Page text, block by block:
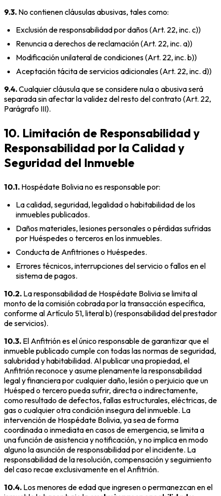
9.3. No contienen cláusulas abusivas, tales como:
Exclusión de responsabilidad por daños (Art. 22, inc. c))
Renuncia a derechos de reclamación (Art. 22, inc. a))
Modificación unilateral de condiciones (Art. 22, inc. b))
Aceptación tácita de servicios adicionales (Art. 22, inc. d))
9.4.Cualquier cláusula que se considere nula o abusiva será
separada sin afectar la validez del resto del contrato (Art. 22,
Parágrafo III).
10. Limitación de Responsabilidad y
Responsabilidad por la Calidad y
Seguridad del Inmueble
10.1. Hospédate Bolivia no es responsable por:
La calidad, seguridad, legalidad o habitabilidad de los
inmuebles publicados.
Daños materiales, lesiones personales o pérdidas sufridas
por Huéspedes o terceros en los inmuebles.
Conducta de Anfitriones o Huéspedes.
Errores técnicos, interrupciones del servicio o fallos en el
sistema de pagos.
10.2. La responsabilidad de Hospédate Bolivia se limita al
monto de la comisión cobrada por la transacción específica,
conforme al Artículo 51, literal b) (responsabilidad del prestador
de servicios).
10.3. El Anfitrión es el único responsable de garantizar que el
inmueble publicado cumple con todas las normas de seguridad,
salubridad y habitabilidad. Al publicar una propiedad, el
Anfitrión reconoce y asume plenamente la responsabilidad
legal y financiera por cualquier daño, lesión o perjuicio que un
Huésped o tercero pueda sufrir, directa o indirectamente,
como resultado de defectos, fallas estructurales, eléctricas, de
gas o cualquier otra condición insegura del inmueble. La
intervención de Hospédate Bolivia, ya sea de forma
coordinada o inmediata en casos de emergencia, se limita a
una función de asistencia y notificación, y no implica en modo
alguno la asunción de responsabilidad por el incidente. La
responsabilidad de la resolución, compensación y seguimiento
del caso recae exclusivamente en el Anfitrión.
10.4. Los menores de edad que ingresen o permanezcan en el